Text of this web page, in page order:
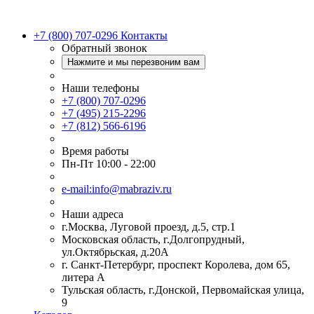
+7 (800) 707-0296 Контакты
Обратный звонок
Нажмите и мы перезвоним вам
Наши телефоны
+7 (800) 707-0296
+7 (495) 215-2296
+7 (812) 566-6196
Время работы
Пн-Пт 10:00 - 22:00
e-mail:info@mabraziv.ru
Наши адреса
г.Москва, Луговой проезд, д.5, стр.1
Московская область, г.Долгопрудный,
ул.Октябрьская, д.20А
г. Санкт-Петербург, проспект Королева, дом 65,
литера А
Тульская область, г.Донской, Первомайская улица,
9